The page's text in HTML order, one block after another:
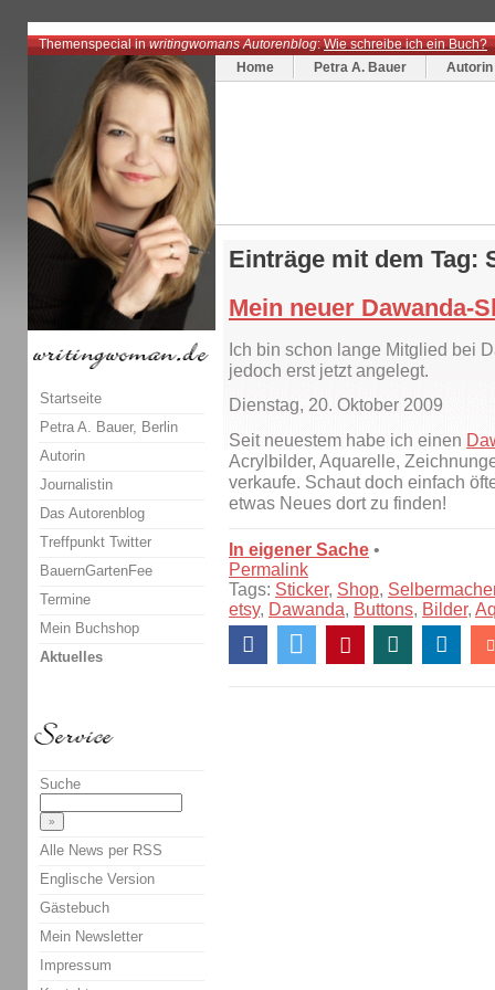
Themenspecial inwritingwomans Autorenblog:Wie schreibe ich ein Buch?
Home
Petra A. Bauer Autorin
Einträge mit dem Tag:
Mein neuer Dawanda-
Ich bin schon lange Mitglied bei
jedoch erst jetzt angelegt.
Dienstag, 20. Oktober 2009
Seit neuestem habe ich einen
Acrylbilder, Aquarelle,
verkaufe. Schaut doch einfach
etwas Neues dort zu finden!
In eigener Sache •
Permalink
Tags: Sticker, Shop,
etsy, Dawanda, Buttons, Bilder,
Startseite
Petra A. Bauer, Berlin
Autorin
Journalistin
Das Autorenblog
Treffpunkt Twitter
BauernGartenFee
Termine
Mein Buchshop
Aktuelles
Suche
Alle News per RSS
Englische Version
Gästebuch
Mein Newsletter
Impressum